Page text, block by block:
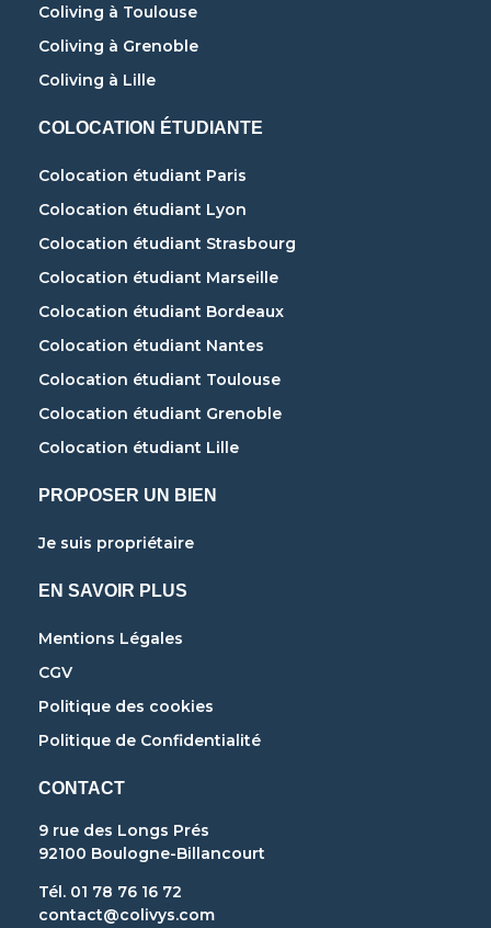
Coliving à Toulouse
Coliving à Grenoble
Coliving à Lille
COLOCATION ÉTUDIANTE
Colocation étudiant Paris
Colocation étudiant Lyon
Colocation étudiant Strasbourg
Colocation étudiant Marseille
Colocation étudiant Bordeaux
Colocation étudiant Nantes
Colocation étudiant Toulouse
Colocation étudiant Grenoble
Colocation étudiant Lille
PROPOSER UN BIEN
Je suis propriétaire
EN SAVOIR PLUS
Mentions Légales
CGV
Politique des cookies
Politique de Confidentialité
CONTACT
9 rue des Longs Prés
92100 Boulogne-Billancourt
Tél. 01 78 76 16 72
contact@colivys.com